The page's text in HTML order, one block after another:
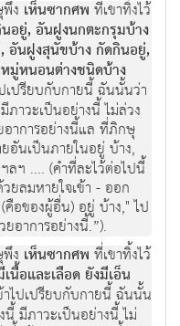
ง เห็นซากศพ ที่เขาทิ้งไว้
อยู่, อันฝูงนกตะกรุมบ้าง
อันฝูงสุนัขบ้าง กัดกินอยู่,
มู่หนอนต่างชนิดบ้าง
เปรียบกับกายนี้ ฉันนั้นว่า
าวะเป็นอย่างนี้ ไม่ล่วง
าการอย่างนี้แล ที่ภิกษุ
อันเป็นภายในอยู่ บ้าง,
ฯ .... (คำที่ละไว้ต่อไปนี้
ลมหายใจเข้า - ออก
อของผู้อื่น) อยู่ บ้าง," ไป
อาการอย่างนี้.”).
งเห็นซากศพ ที่เขาทิ้งไว้
นื้อและเลือด ยังมีเอ็น
ไปเปรียบกับกายนี้ ฉันนั้น
มีภาวะเป็นอย่างนี้ ไม่